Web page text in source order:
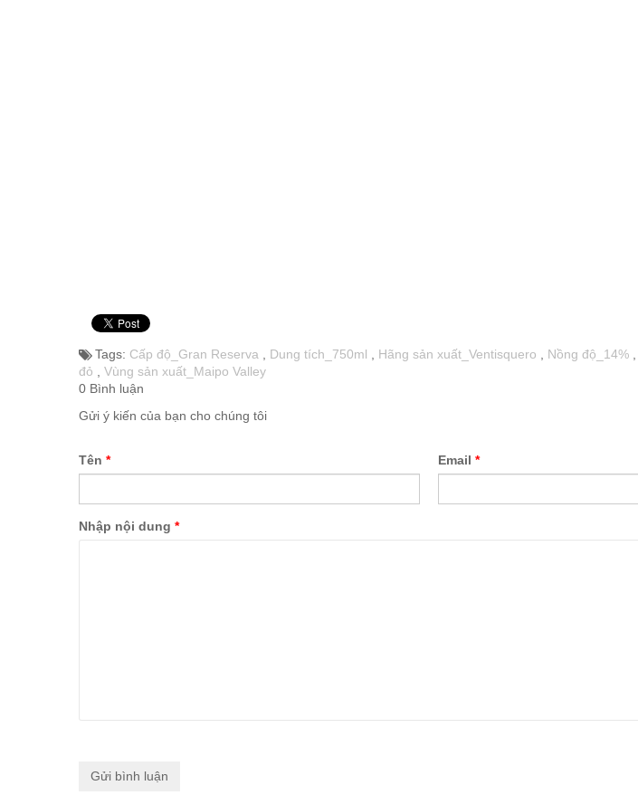
Tags: Cấp độ_Gran Reserva Dung tích_750ml Hãng sản xuất_Ventisquero Nồng độ_14%
đỏ
Vùng sản xuất_Maipo Valley
0 Bình luận
Gửi ý kiến của bạn cho chúng tôi
Tên * Email *
Nhập nội dung *